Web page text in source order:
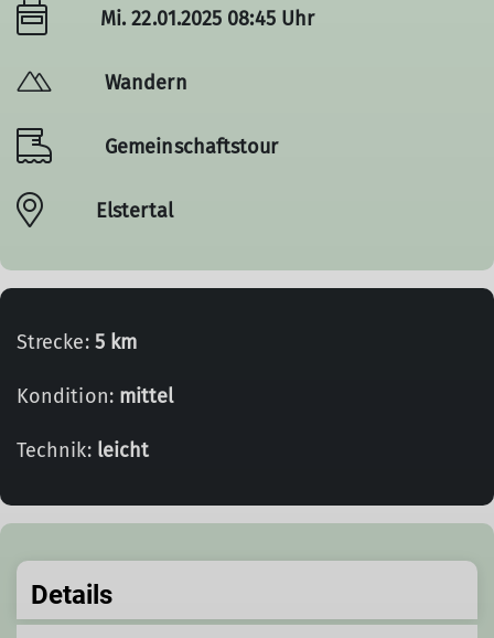
Mi. 22.01.2025 08:45 Uhr
Wandern
Gemeinschaftstour
Elstertal
Strecke: 5 km
Kondition: mittel
Technik: leicht
Details